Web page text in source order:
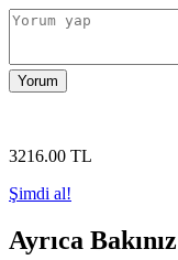
Yorum
3216.00 TL
Şimdi al!
Ayrıca Bakınız